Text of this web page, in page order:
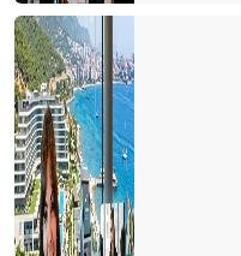
YAKIN GELECEKTE BİZİ
TURİZM MESLEK YASASI
YENİ NORMAL, NÖROLİNK
SİNEK MİSİN ARI MI?
SALDA MI, MARS MI?kolay